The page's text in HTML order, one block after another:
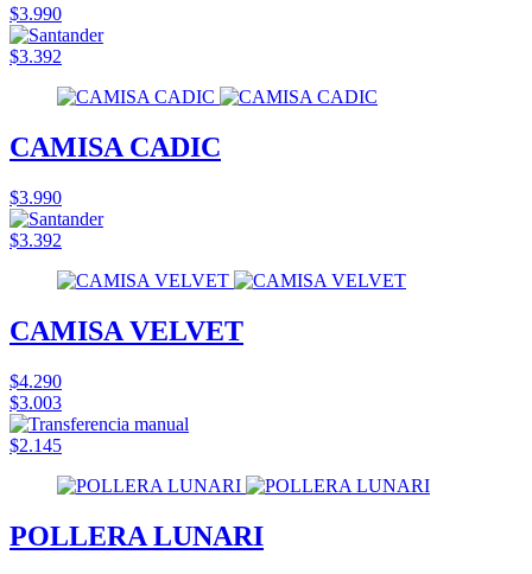
$3.990
$3.392
CAMISA CADIC
$3.990
$3.392
CAMISA VELVET
$4.290
$3.003
$2.145
POLLERA LUNARI